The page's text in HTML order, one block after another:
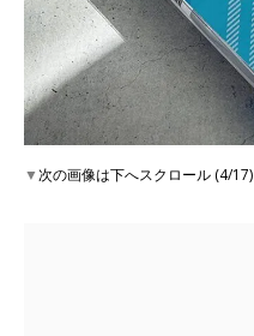
▼次の画像は下へスクロール (4/17)